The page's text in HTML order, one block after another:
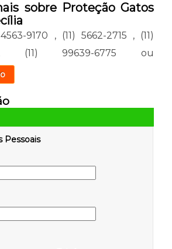
sobre Proteção Gatos
9170 , (11) 5662-2715 , (11)
(11) 99639-6775 ou
Pessoais